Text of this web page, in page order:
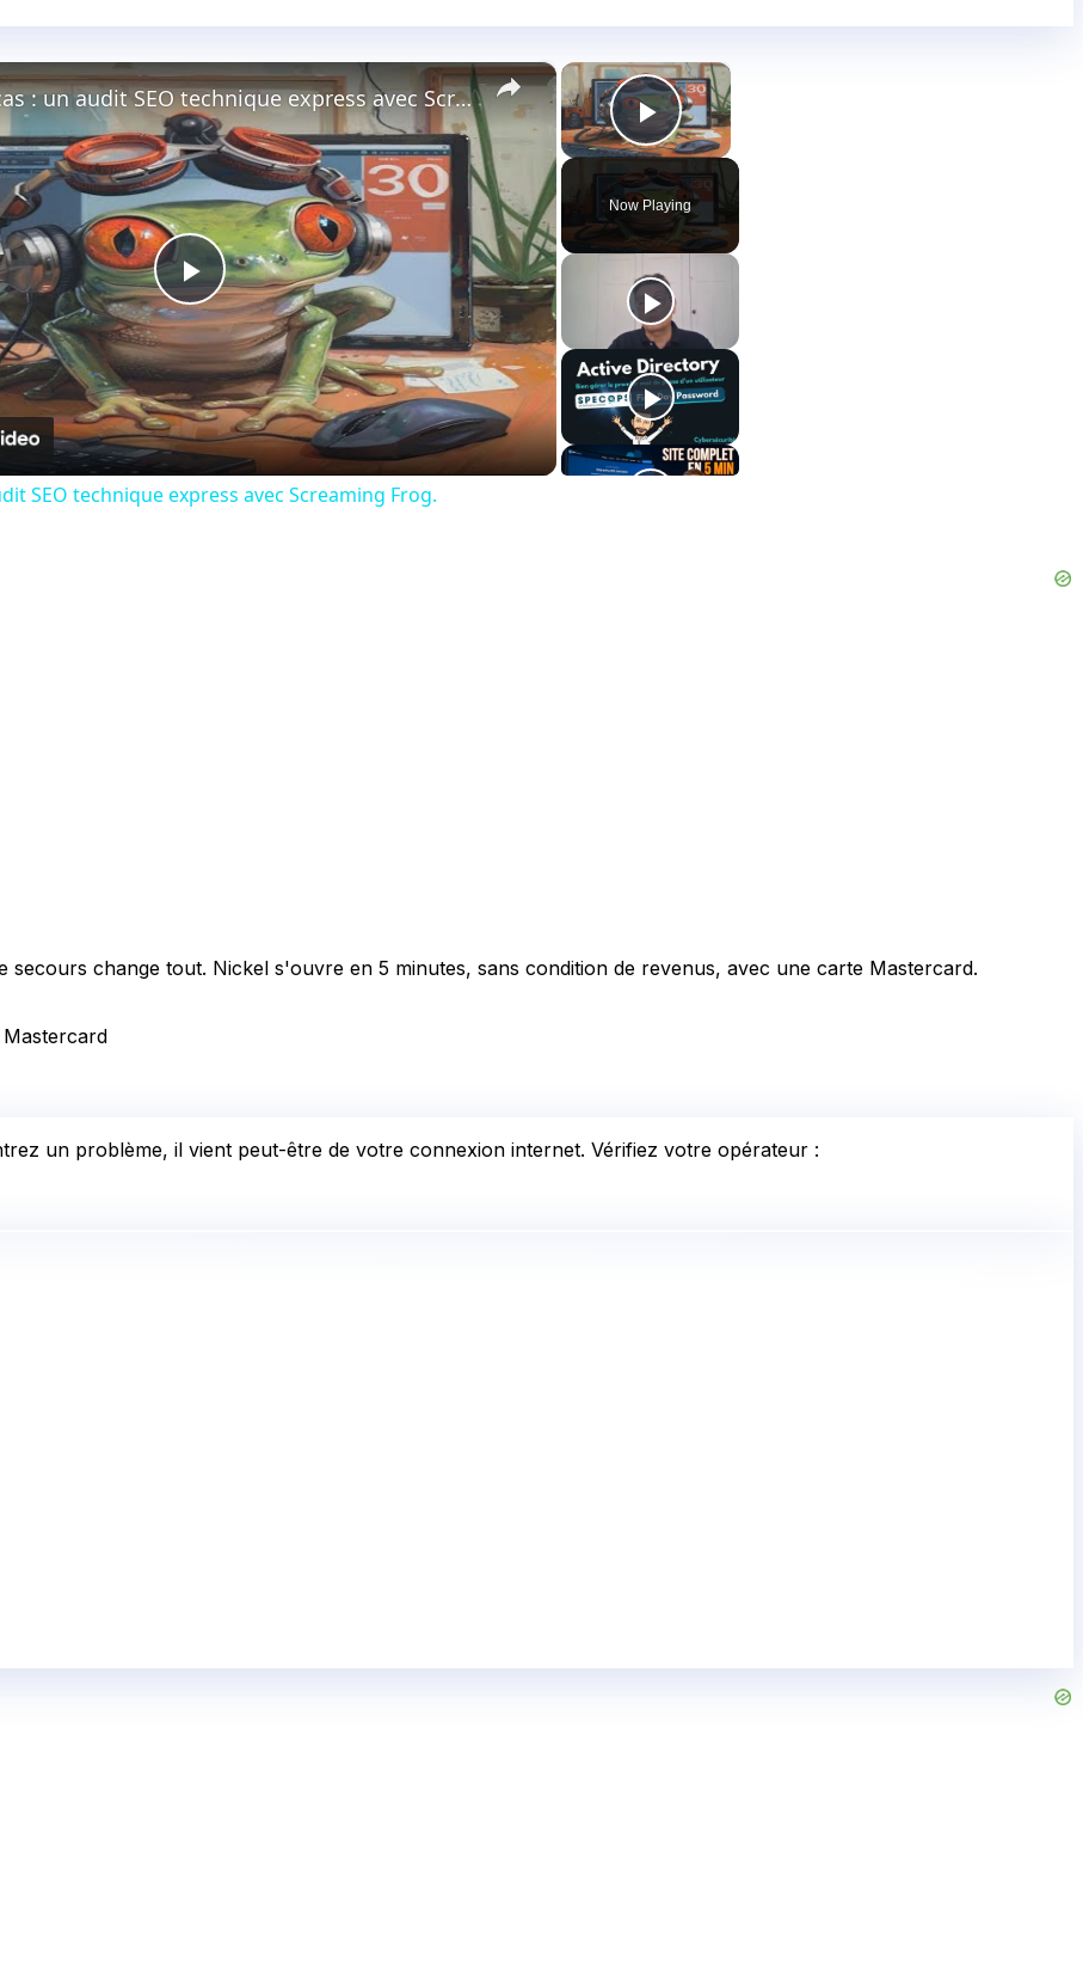
×
Play Video
Now Playing
×
Play
Video
Etude de cas : un audit SEO technique express avec Screaming Frog.
SEO technique express avec Screaming Frog.
change tout. Nickel s'ouvre en 5 minutes, sans condition de revenus, avec une carte Mastercard.
un problème, il vient peut-être de votre connexion internet. Vérifiez votre opérateur :